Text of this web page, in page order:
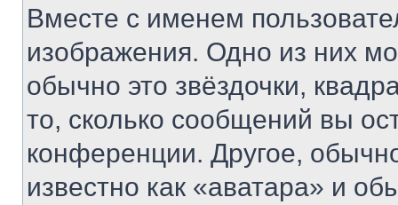
Вместе с именем
изображения. Одно из них
обычно это звёздочки,
то, сколько сообщений вы
конференции. Другое,
известно как «аватара» и